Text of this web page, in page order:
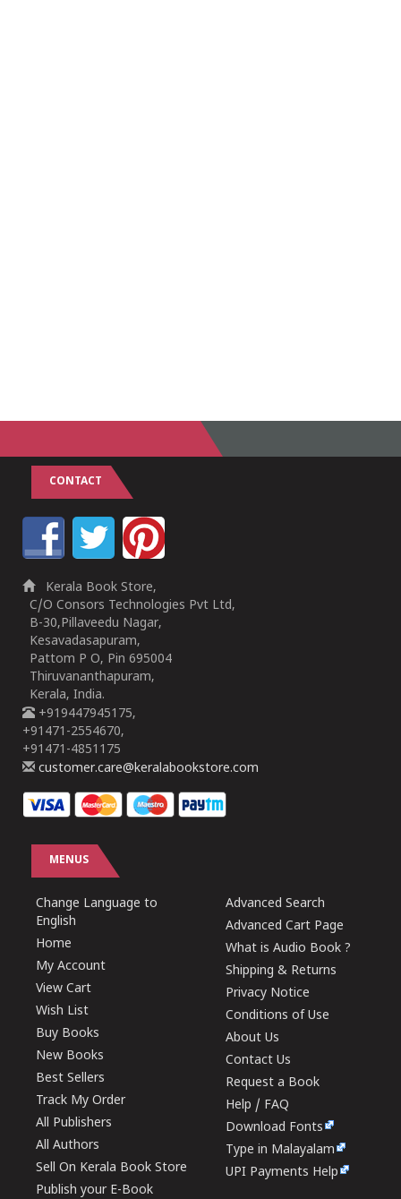
CONTACT
Kerala Book Store,
C/O Consors Technologies Pvt Ltd,
B-30,Pillaveedu Nagar,
Kesavadasapuram,
Pattom P O, Pin 695004
Thiruvananthapuram,
Kerala, India.
+919447945175,
+91471-2554670,
+91471-4851175
customer.care@keralabookstore.com
MENUS
Change Language to
English
Home
My Account
View Cart
Wish List
Buy Books
New Books
Best Sellers
Track My Order
All Publishers
All Authors
Sell On Kerala Book Store
Publish your E-Book
Advanced Search
Advanced Cart Page
What is Audio Book ?
Shipping & Returns
Privacy Notice
Conditions of Use
About Us
Contact Us
Request a Book
Help / FAQ
Download Fonts
Type in Malayalam
UPI Payments Help